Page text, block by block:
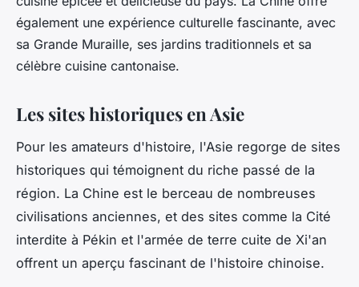
également une expérience culturelle fascinante, avec
sa Grande Muraille, ses jardins traditionnels et sa
célèbre cuisine cantonaise.
Les sites historiques en Asie
Pour les amateurs d'histoire, l'Asie regorge de sites
historiques qui témoignent du riche passé de la
région. La Chine est le berceau de nombreuses
civilisations anciennes, et des sites comme la Cité
interdite à Pékin et l'armée de terre cuite de Xi'an
offrent un aperçu fascinant de l'histoire chinoise.